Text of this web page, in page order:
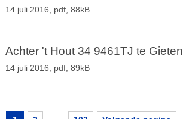
14 juli 2016, pdf, 88kB
Achter 't Hout 34 9461TJ te Gieten
14 juli 2016, pdf, 89kB